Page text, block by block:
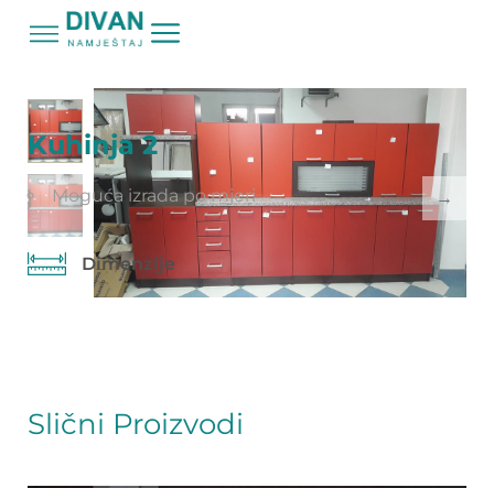
Početna / Proizvodi
Kuhinja 2
Moguća izrada po mjeri
Dimenzije
Slični Proizvodi